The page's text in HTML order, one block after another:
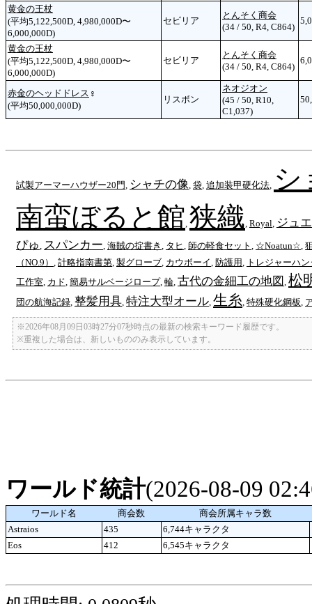
黄金の王杖
(平均5,122,500D, 4,980,000D〜
6,000,000D)
セビリア
とんそく商会
(34 / 50, R4, C864)
黄金の王杖
(平均5,122,500D, 4,980,000D〜
6,000,000D)
セビリア
とんそく商会
(34 / 50, R4, C864)
赤金のヘッドドレス ♀
(平均50,000,000D)
リスボン
ネオジオン
(45 / 50, R10,
C1,037)
試製アーマーハウザー20門 シャチの像 袋 追加装甲硬化法
シ
南蛮ぼると館狭織 Royal ジュ
ぴゅ スパンカー 海賊の掟書き タヒ 師の軽食セット ☆Noatun☆
（NO.9）
計略指南書第 製グローブ カウボーイ 防護用
トレジャーハ
工作室 カド 簡易サルベージロープ, 輪 古代の金細工の地図 松
団の航海記録 整髪用具 特注大型オール 生糸 特殊硬化鋼板
※2026年08月09日03時27分07秒時点の最新の検索キーワード履歴です。
※重複した場合は、新しいもののみ表示しています。
ワールド統計(2026-08-09
ワールド名 商会数
商会所属キャラ数
Astraios
435 6,744キャラクタ
Eos
412 6,545キャラクタ